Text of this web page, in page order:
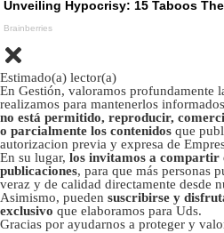
Estimado(a) lector(a)
En Gestión, valoramos profundamente
realizamos para mantenerlos
no está permitido, reproducir,
o parcialmente los contenidos que
autorizacion previa y expresa de
En su lugar, los invitamos a compartir
publicaciones, para que más personas
veraz y de calidad directamente desde
Asimismo, pueden suscribirse y
exclusivo que elaboramos para Uds.
Gracias por ayudarnos a proteger y